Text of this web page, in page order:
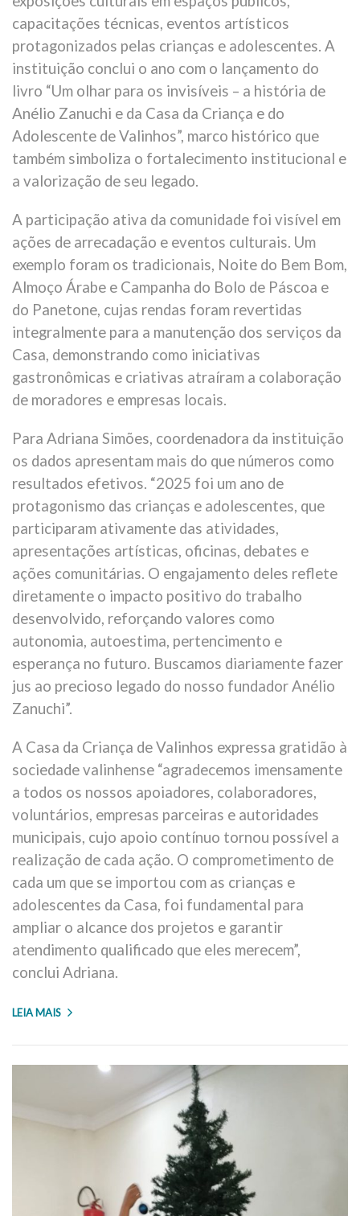
capacitações técnicas, eventos artísticos
protagonizados pelas crianças e adolescentes. A
instituição conclui o ano com o lançamento do
livro “Um olhar para os invisíveis – a história de
Anélio Zanuchi e da Casa da Criança e do
Adolescente de Valinhos”, marco histórico que
também simboliza o fortalecimento institucional e
a valorização de seu legado.
A participação ativa da comunidade foi visível em
ações de arrecadação e eventos culturais. Um
exemplo foram os tradicionais, Noite do Bem Bom,
Almoço Árabe e Campanha do Bolo de Páscoa e
do Panetone, cujas rendas foram revertidas
integralmente para a manutenção dos serviços da
Casa, demonstrando como iniciativas
gastronômicas e criativas atraíram a colaboração
de moradores e empresas locais.
Para Adriana Simões, coordenadora da instituição
os dados apresentam mais do que números como
resultados efetivos. “2025 foi um ano de
protagonismo das crianças e adolescentes, que
participaram ativamente das atividades,
apresentações artísticas, oficinas, debates e
ações comunitárias. O engajamento deles reflete
diretamente o impacto positivo do trabalho
desenvolvido, reforçando valores como
autonomia, autoestima, pertencimento e
esperança no futuro. Buscamos diariamente fazer
jus ao precioso legado do nosso fundador Anélio
Zanuchi”.
A Casa da Criança de Valinhos expressa gratidão à
sociedade valinhense “agradecemos imensamente
a todos os nossos apoiadores, colaboradores,
voluntários, empresas parceiras e autoridades
municipais, cujo apoio contínuo tornou possível a
realização de cada ação. O comprometimento de
cada um que se importou com as crianças e
adolescentes da Casa, foi fundamental para
ampliar o alcance dos projetos e garantir
atendimento qualificado que eles merecem”,
conclui Adriana.
LEIA MAIS